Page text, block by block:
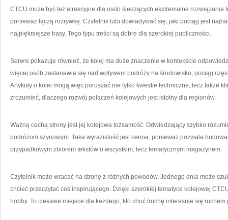
CTCU może być też atrakcyjne dla osób śledzących ekstremalne rozwiązania
ponieważ łączą rozrywkę. Czytelnik lubi dowiadywać się, jaki pociąg jest
najpiękniejsze trasy. Tego typu treści są dobre dla szerokiej publiczności.
Serwis pokazuje również, że kolej ma duże znaczenie w kontekście
więcej osób zastanawia się nad wpływem podróży na środowisko, pociąg
Artykuły o kolei mogą więc poruszać nie tylko kwestie techniczne, lecz także
zrozumieć, dlaczego rozwój połączeń kolejowych jest istotny dla regionów.
Ważną cechą strony jest jej kolejowa tożsamość. Odwiedzający szybko
podróżom szynowym. Taka wyrazistość jest cenna, ponieważ pozwala
przypadkowym zbiorem tekstów o wszystkim, lecz tematycznym magazynem.
Czytelnik może wracać na stronę z różnych powodów. Jednego dnia może
chcieć przeczytać coś inspirującego. Dzięki szerokiej tematyce kolejowej
hobby. To ciekawe miejsce dla każdego, kto choć trochę interesuje się ruchem